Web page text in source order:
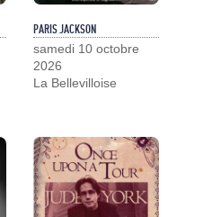
PARIS JACKSON
samedi 10 octobre
2026
La Bellevilloise